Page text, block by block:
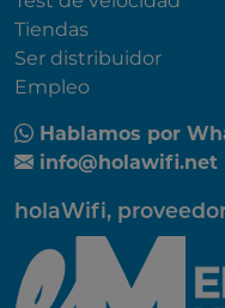
Tiendas
Ser distribuidor
Empleo
Hablamos por
info@holawifi.net
holaWifi,